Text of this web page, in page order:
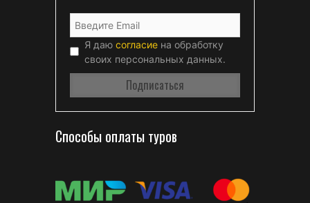
Я даю согласие на обработку
своих персональных данных.
Способы оплаты туров